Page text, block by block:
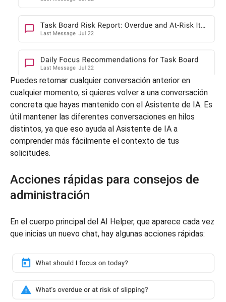
Puedes retomar cualquier conversación anterior en
cualquier momento, si quieres volver a una conversación
concreta que hayas mantenido con el Asistente de IA. Es
útil mantener las diferentes conversaciones en hilos
distintos, ya que eso ayuda al Asistente de IA a
comprender más fácilmente el contexto de tus
solicitudes.
Acciones rápidas para consejos de
administración
En el cuerpo principal del AI Helper, que aparece cada vez
que inicias un nuevo chat, hay algunas acciones rápidas: